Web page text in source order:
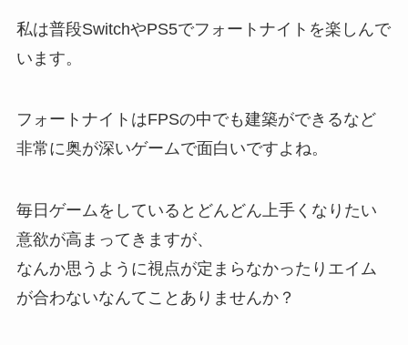
私は普段SwitchやPS5でフォートナイトを楽しんで
います。
フォートナイトはFPSの中でも建築ができるなど
非常に奥が深いゲームで面白いですよね。
毎日ゲームをしているとどんどん上手くなりたい
意欲が高まってきますが、
なんか思うように視点が定まらなかったりエイム
が合わないなんてことありませんか？